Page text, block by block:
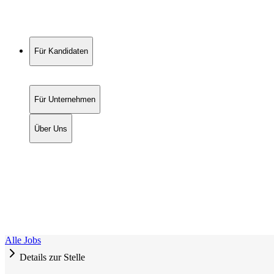
Für Kandidaten
Für Unternehmen
Über Uns
Alle Jobs
Details zur Stelle